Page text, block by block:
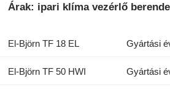
Árak: ipari klíma vezérlő
El-Björn TF 18 EL Gyártási
El-Björn TF 50 HWI Gyártási